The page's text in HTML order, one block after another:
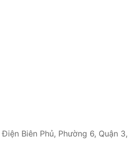
Điện Biên Phủ, Phường 6, Quận 3,